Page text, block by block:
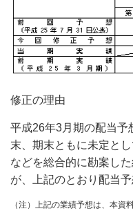
修正の理由
平成26年3月期の配当予
末、期末ともに未定と
などを総合的に勘案し
が、上記のとおり配当
（注）上記の業績予想は、本資